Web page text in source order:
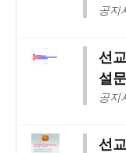
공지
선
설
공지
선